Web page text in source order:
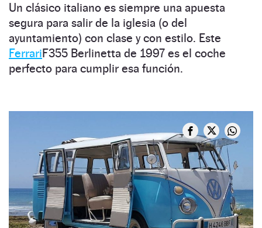
Un clásico italiano es siempre una apuesta
segura para salir de la iglesia (o del
ayuntamiento) con clase y con estilo. Este
FerrariF355 Berlinetta de 1997 es el coche
perfecto para cumplir esa función.